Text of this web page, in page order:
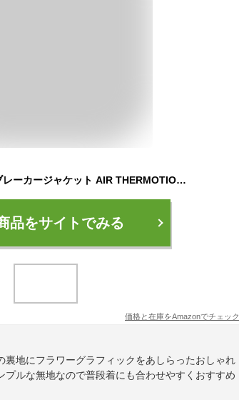
[デサント] ウィンドブレーカージャケット AIR THERMOTION フラワーグラフィックライトジャケット レディース チャコール 日本 O (日本サイズ2L相当)
品をサイトでみる
価格と在庫をAmazonでチェック
裏地にフラワーグラフィックをあしらったおしゃれ
プルな無地なので普段着にも合わせやすくおすすめ